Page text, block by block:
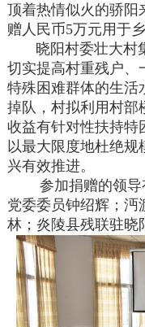
顶着热情似火的骄阳
赠人民币5万元用于
晓阳村委壮大村集
切实提高村重残户、
特殊困难群体的生活
掉队，村拟利用村部
收益有针对性扶持特
以最大限度地杜绝
兴有效推进。
参加捐赠的领导有
党委委员钟绍辉；沔
林；炎陵县残联驻晓